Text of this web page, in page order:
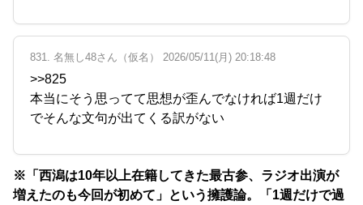
831. 名無し48さん（仮名） 2026/05/11(月) 20:18:48
>>825
本当にそう思ってて思想が歪んでなければ1週だけ
でそんな文句が出てくる訳がない
※「西潟は10年以上在籍してきた最古参、ラジオ出演が
増えたのも今回が初めて」という擁護論。「1週だけで過